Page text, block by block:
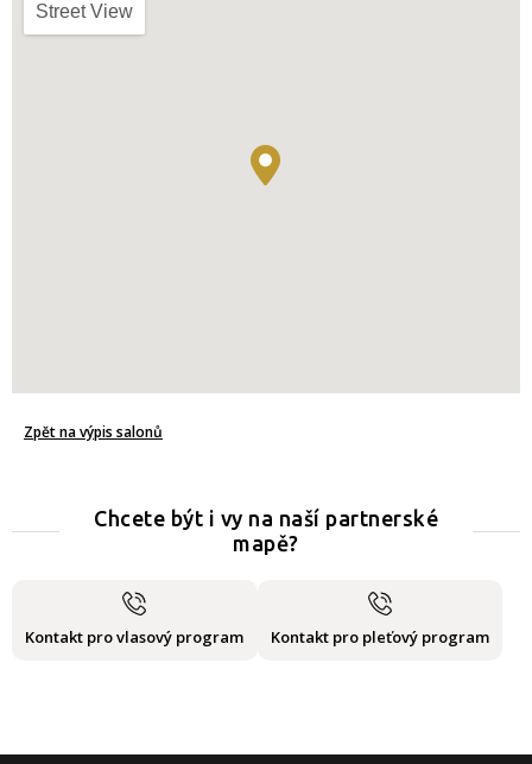
Street View
Zpět na výpis salonů
Chcete být i vy na naší partnerské
mapě?
Kontakt pro vlasový program Kontakt pro pleťový program